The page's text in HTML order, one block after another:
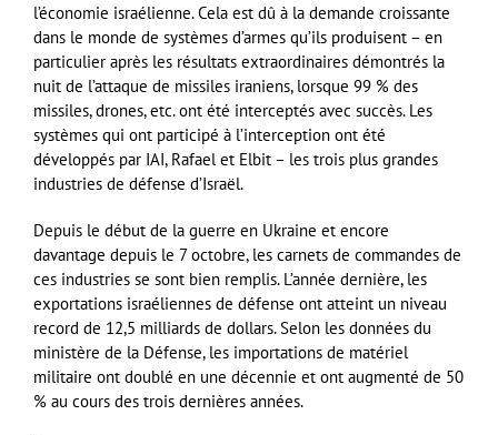
l’économie israélienne. Cela est dû à la demande croissante
dans le monde de systèmes d’armes qu’ils produisent – en
particulier après les résultats extraordinaires démontrés la
nuit de l’attaque de missiles iraniens, lorsque 99 % des
missiles, drones, etc. ont été interceptés avec succès. Les
systèmes qui ont participé à l’interception ont été
développés par IAI, Rafael et Elbit – les trois plus grandes
industries de défense d’Israël.
Depuis le début de la guerre en Ukraine et encore
davantage depuis le 7 octobre, les carnets de commandes de
ces industries se sont bien remplis. L’année dernière, les
exportations israéliennes de défense ont atteint un niveau
record de 12,5 milliards de dollars. Selon les données du
ministère de la Défense, les importations de matériel
militaire ont doublé en une décennie et ont augmenté de 50
% au cours des trois dernières années.